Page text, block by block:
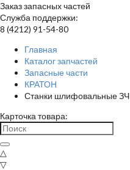
Заказ запасных частей
Служба поддержки:
8 (4212) 91-54-80
Главная
Каталог запчастей
Запасные части
КРАТОН
Станки шлифовальные ЗЧ
Карточка товара:
△
▽